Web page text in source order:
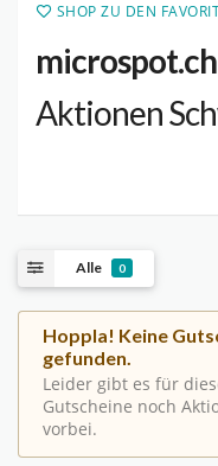
SHOP ZU DEN
microspot.ch
Aktionen
Alle 0
Hoppla! Keine
gefunden.
Leider gibt es für
Gutscheine noch
vorbei.